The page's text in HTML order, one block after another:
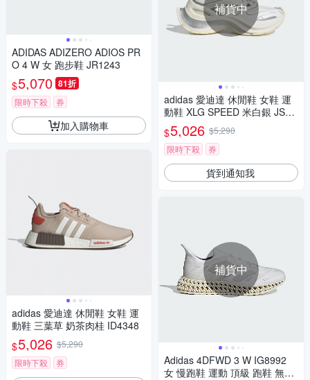
ADIDAS ADIZERO ADIOS PR
O 4 W 女 跑步鞋 JR1243
$5,070 81折
限時下殺 券
加入購物車
adidas 愛迪達 休閒鞋 女鞋 運
動鞋 三葉草 奶茶肉桂 ID4348
$5,026 $5,290
限時下殺
券
補貨中
adidas 愛迪達 休閒鞋 女鞋 運
動鞋 XLG SPEED 米白銀 JS49
92(9003)
$5,026 $5,290
限時下殺
券
貨到通知我
補貨中
Adidas 4DFWD 3 W IG8992
女 慢跑鞋 運動 頂級 跑鞋 無接